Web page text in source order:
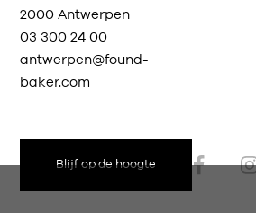
2000 Antwerpen
03 300 24 00
antwerpen@found-
baker.com
Blijf op de hoogte